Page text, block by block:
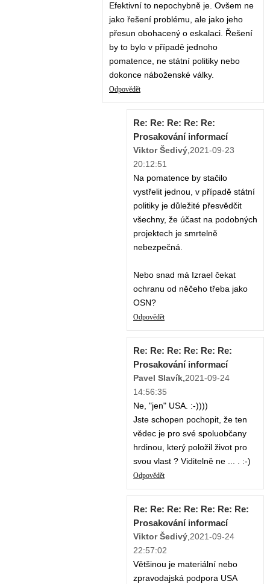
Efektivní to nepochybně je. Ovšem ne
jako řešení problému, ale jako jeho
přesun obohacený o eskalaci. Řešení
by to bylo v případě jednoho
pomatence, ne státní politiky nebo
dokonce náboženské války.
Odpovědět
Re: Re: Re: Re: Re:
Prosakování informací
Viktor Šedivý 2021-09-23
20:12:51
Na pomatence by stačilo
vystřelit jednou, v případě státní
politiky je důležité přesvědčit
všechny, že účast na podobných
projektech je smrtelně
nebezpečná.
Nebo snad má Izrael čekat
ochranu od něčeho třeba jako
OSN?
Odpovědět
Re: Re: Re: Re: Re: Re:
Prosakování informací
Pavel Slavík 2021-09-24
14:56:35
Ne, "jen" USA. :-))))
Jste schopen pochopit, že ten
vědec je pro své spoluobčany
hrdinou, který položil život pro
svou vlast ? Viditelně ne ... . :-)
Odpovědět
Re: Re: Re: Re: Re: Re: Re:
Prosakování informací
Viktor Šedivý 2021-09-24
22:57:02
Většinou je materiální nebo
zpravodajská podpora USA